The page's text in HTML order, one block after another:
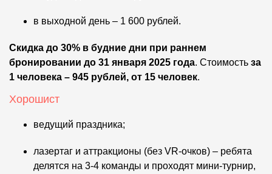
в выходной день – 1 600 рублей.
Скидка до 30% в будние дни при раннем
бронировании до 31 января 2025 года. Стоимость за
1 человека – 945 рублей, от 15 человек.
Хорошист
ведущий праздника;
лазертаг и аттракционы (без VR-очков) – ребята
делятся на 3-4 команды и проходят мини-турнир,